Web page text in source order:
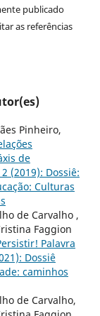
publicado
as referências
Pinheiro,
de
(2019): Dossiê:
Culturas
de Carvalho ,
Faggion
Palavra
Dossiê
caminhos
de Carvalho,